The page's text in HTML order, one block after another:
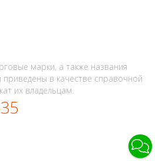
марки, а также названия
приведены в качестве справочной
их владельцам.